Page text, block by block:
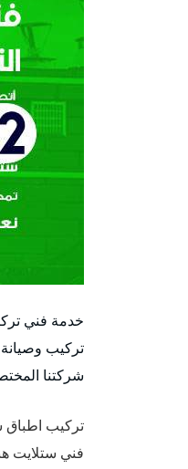
خدمة فني
تركيب
شركتنا
تركيب اطباق
فني ستلايت